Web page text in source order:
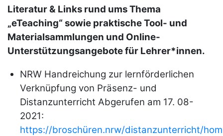
Literatur & Links rund ums Thema
„eTeaching“ sowie praktische Tool- und
Materialsammlungen und Online-
Unterstützungsangebote für Lehrer*innen.
NRW Handreichung zur lernförderlichen
Verknüpfung von Präsenz- und
Distanzunterricht Abgerufen am 17. 08-
2021:
https://broschüren.nrw/distanzunterricht/